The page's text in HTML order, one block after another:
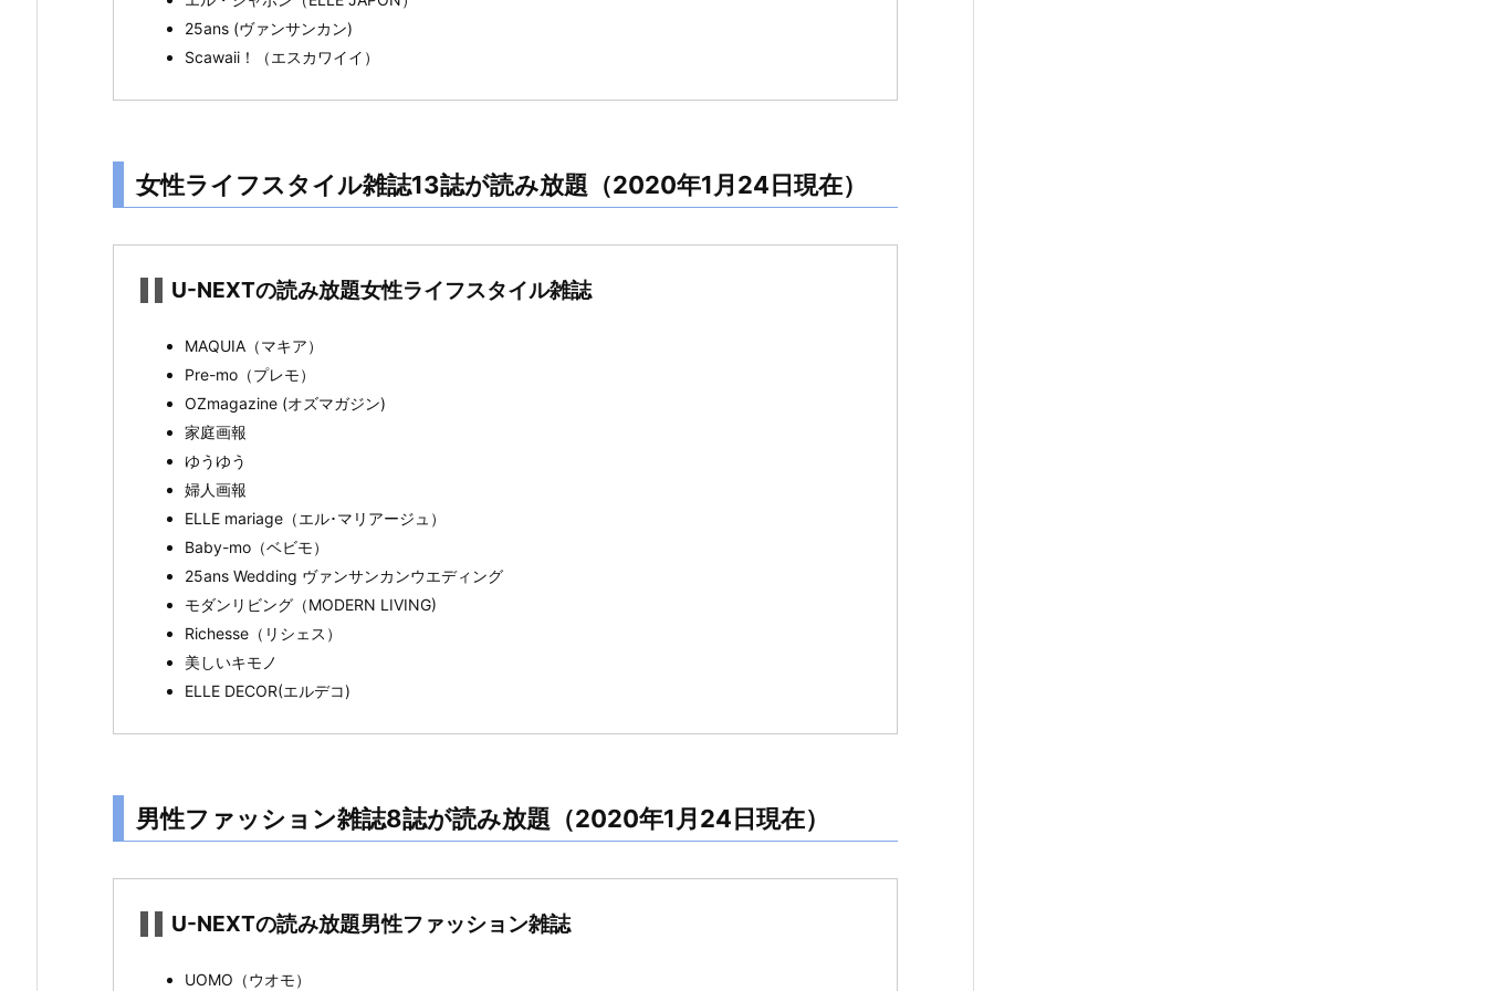
（2
月
日
在）
1.
2.
女
性
ラ
イ
フ
ス
タ
イ
ル
雑
誌
が
（2
25ans (ヴァンサンカン)
Scawaii！（エスカワイイ）
女性ライフスタイル雑誌13誌が読み放題（2020年1月24日現在）
U-NEXTの読み放題女性ライフスタイル雑誌
MAQUIA（マキア）
Pre-mo（プレモ）
OZmagazine (オズマガジン)
家庭画報
ゆうゆう
婦人画報
ELLE mariage（エル･マリアージュ）
Baby-mo（ベビモ）
25ans Wedding ヴァンサンカンウエディング
モダンリビング（MODERN LIVING)
Richesse（リシェス）
美しいキモノ
ELLE DECOR(エルデコ)
男性ファッション雑誌8誌が読み放題（2020年1月24日現在）
U-NEXTの読み放題男性ファッション雑誌
UOMO（ウオモ）